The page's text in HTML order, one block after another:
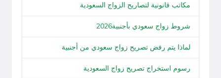
مكاتب قانونية لتصاريح الزواج السعودية
شروط زواج سعودي بأجنبية2026
لماذا يتم رفض تصريح زواج سعودي من أجنبية
رسوم استخراج تصريح زواج السعودية